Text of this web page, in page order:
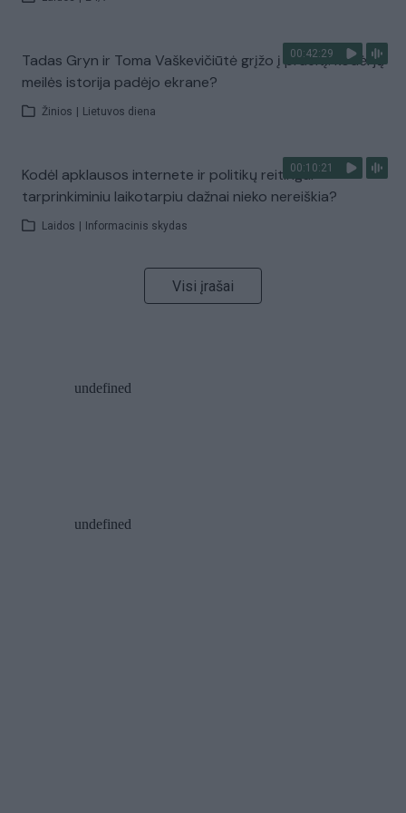
00:42:29
Tadas Gryn ir Toma Vaškevičiūtė grįžo į praeitį: kodėl jų
meilės istorija padėjo ekrane?
Žinios Lietuvos diena
00:10:21
Kodėl apklausos internete ir politikų reitingai
tarprinkiminiu laikotarpiu dažnai nieko nereiškia?
Laidos Informacinis skydas
Visi įrašai